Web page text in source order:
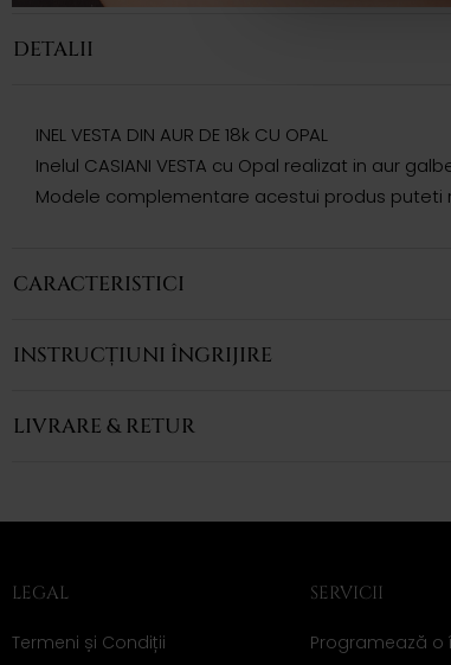
DETALII
INEL VESTA DIN AUR DE 18k CU OPAL
Inelul CASIANI VESTA cu Opal realizat in aur
Modele complementare acestui produs
CARACTERISTICI
INSTRUCȚIUNI ÎNGRIJIRE
LIVRARE & RETUR
LEGAL
Termeni și Condiții
SERVICII
Programează o